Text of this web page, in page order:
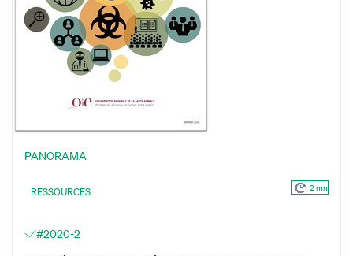
PANORAMA
RESSOURCES 2 mn
#2020-2